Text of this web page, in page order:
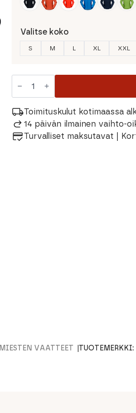
Valitse koko
S M L XL XXL
Norrona
Falketind
Takki
määrä
Toimituskulut kotimaassa
14 päivän ilmainen vaihto-
Turvalliset maksutavat |
MIESTEN VAATTEET TUOTEMERKKI: